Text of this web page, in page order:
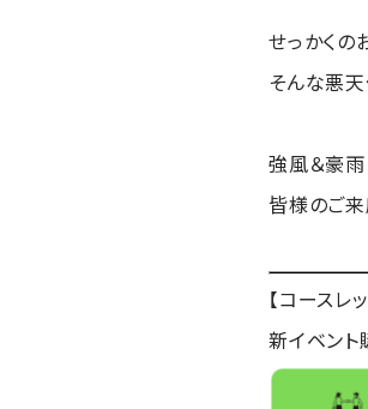
せっかくの
そんな悪天
強風＆豪
皆様のご来
【コースレ
新イベント